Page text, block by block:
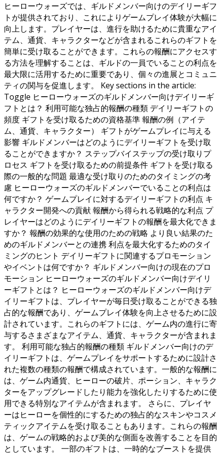
ヒーローウォーズでは、ギルドメンバー向けのデイリーギフ
トが提供されており、これによりゲームプレイ体験が大幅に
向上します。プレイヤーは、進行を助けるために貴重なアイ
テム、通貨、キャラクターなどが含まれるこれらのギフトを
簡単に受け取ることができます。これらの報酬にアクセスす
る方法を理解することは、ギルドの一員でいることの利点を
最大限に活用するために重要であり、個々の進展とコミュニ
ティの関与を促進します。 Key sections in the article:
Toggle ヒーローウォーズのギルドメンバー向けデイリーギ
フトとは？ 利用可能な独占的報酬の種類 デイリーギフトの
頻度 ギフトを受け取るための資格基準 報酬の例（アイテ
ム、通貨、キャラクター） ギフトがゲームプレイに与える
影響 ギルドメンバーはどのようにデイリーギフトを受け取
ることができますか？ ステップバイステップの受け取りプ
ロセス ギフトを受け取るための前提条件 ギフトを受け取る
際の一般的な問題 最適な受け取りのためのタイミングの考
慮 ヒーローウォーズのギルドメンバーでいることの利点は
何ですか？ ゲームプレイに対するデイリーギフトの利点 キ
ャラクター開発への貢献 報酬から得られる戦略的な利点 プ
レイヤーはどのようにデイリーギフトの報酬を最大化できま
すか？ 報酬の効果的な使用のための戦略 より良い結果のた
めのギルドメンバーとの連携 利点を最大化するためのタイ
ミングのヒント デイリーギフトに関連するプロモーション
やイベントは何ですか？ ギルドメンバー向けの現在のプロ
モーション ヒーローウォーズのギルドメンバー向けデイリ
ーギフトとは？ ヒーローウォーズのギルドメンバー向けデ
イリーギフトは、プレイヤーが毎日受け取ることができる独
占的な報酬であり、ゲームプレイ体験を向上させるために設
計されています。これらのギフトには、ゲーム内の進行に寄
与するさまざまなアイテム、通貨、キャラクターが含まれま
す。 利用可能な独占的報酬の種類 ギルドメンバー向けのデ
イリーギフトは、ゲームプレイをサポートするために設計さ
れた複数の種類の報酬で構成されています。一般的な報酬に
は、ゲーム内通貨、ヒーローの破片、ポーション、キャラク
ターをアップグレードしたり能力を強化したりするために使
用できる特別なアイテムが含まれます。 さらに、プレイヤ
ーはヒーローを個性的にするための独占的なスキンやコスメ
ティックアイテムを受け取ることもあります。これらの報酬
は、ゲームの戦略的および美的な側面を改善することを目的
としています。 一部のギフトは、一時的なブーストを提供